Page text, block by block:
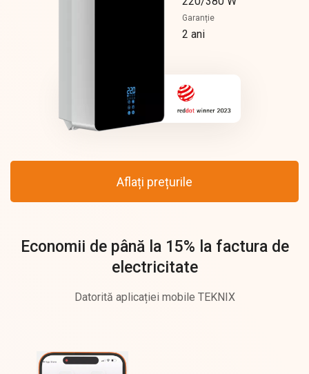
Aflați prețurile
Garanție
2 ani
Economii de până la 15% la factura de
electricitate
Datorită aplicației mobile TEKNIX